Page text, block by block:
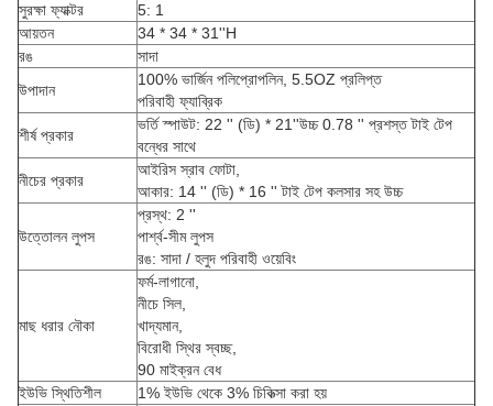
সুরক্ষা ফ্যাক্টর
5: 1
আয়তন
34 * 34 * 31''H
রঙ
সাদা
উপাদান
100% ভার্জিন পলিপ্রোপলিন, 5.5OZ প্রলিপ্ত
পরিবাহী ফ্যাব্রিক
শীর্ষ প্রকার
ভর্তি স্পাউট: 22 '' (ডি) * 21''উচ্চ 0.78 '' প্রশস্ত টাই টেপ
বন্ধের সাথে
নীচের প্রকার
আইরিস স্রাব ফোটা,
আকার: 14 '' (ডি) * 16 '' টাই টেপ কলসার সহ উচ্চ
উত্তোলন লুপস
প্রস্থ: 2 ''
পার্শ্ব-সীম লুপস
রঙ: সাদা / হলুদ পরিবাহী ওয়েবিং
মাছ ধরার নৌকা
ফর্ম-লাগানো,
নীচে সিল,
খাদ্যমান,
বিরোধী স্থির স্বচ্ছ,
90 মাইক্রন বেধ
ইউভি স্থিতিশীল
1% ইউভি থেকে 3% চিকিত্সা করা হয়